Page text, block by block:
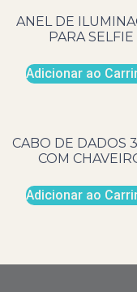
ANEL DE
PARA SELFIE
Adicionar ao
CABO DE DADOS
COM
Adicionar ao